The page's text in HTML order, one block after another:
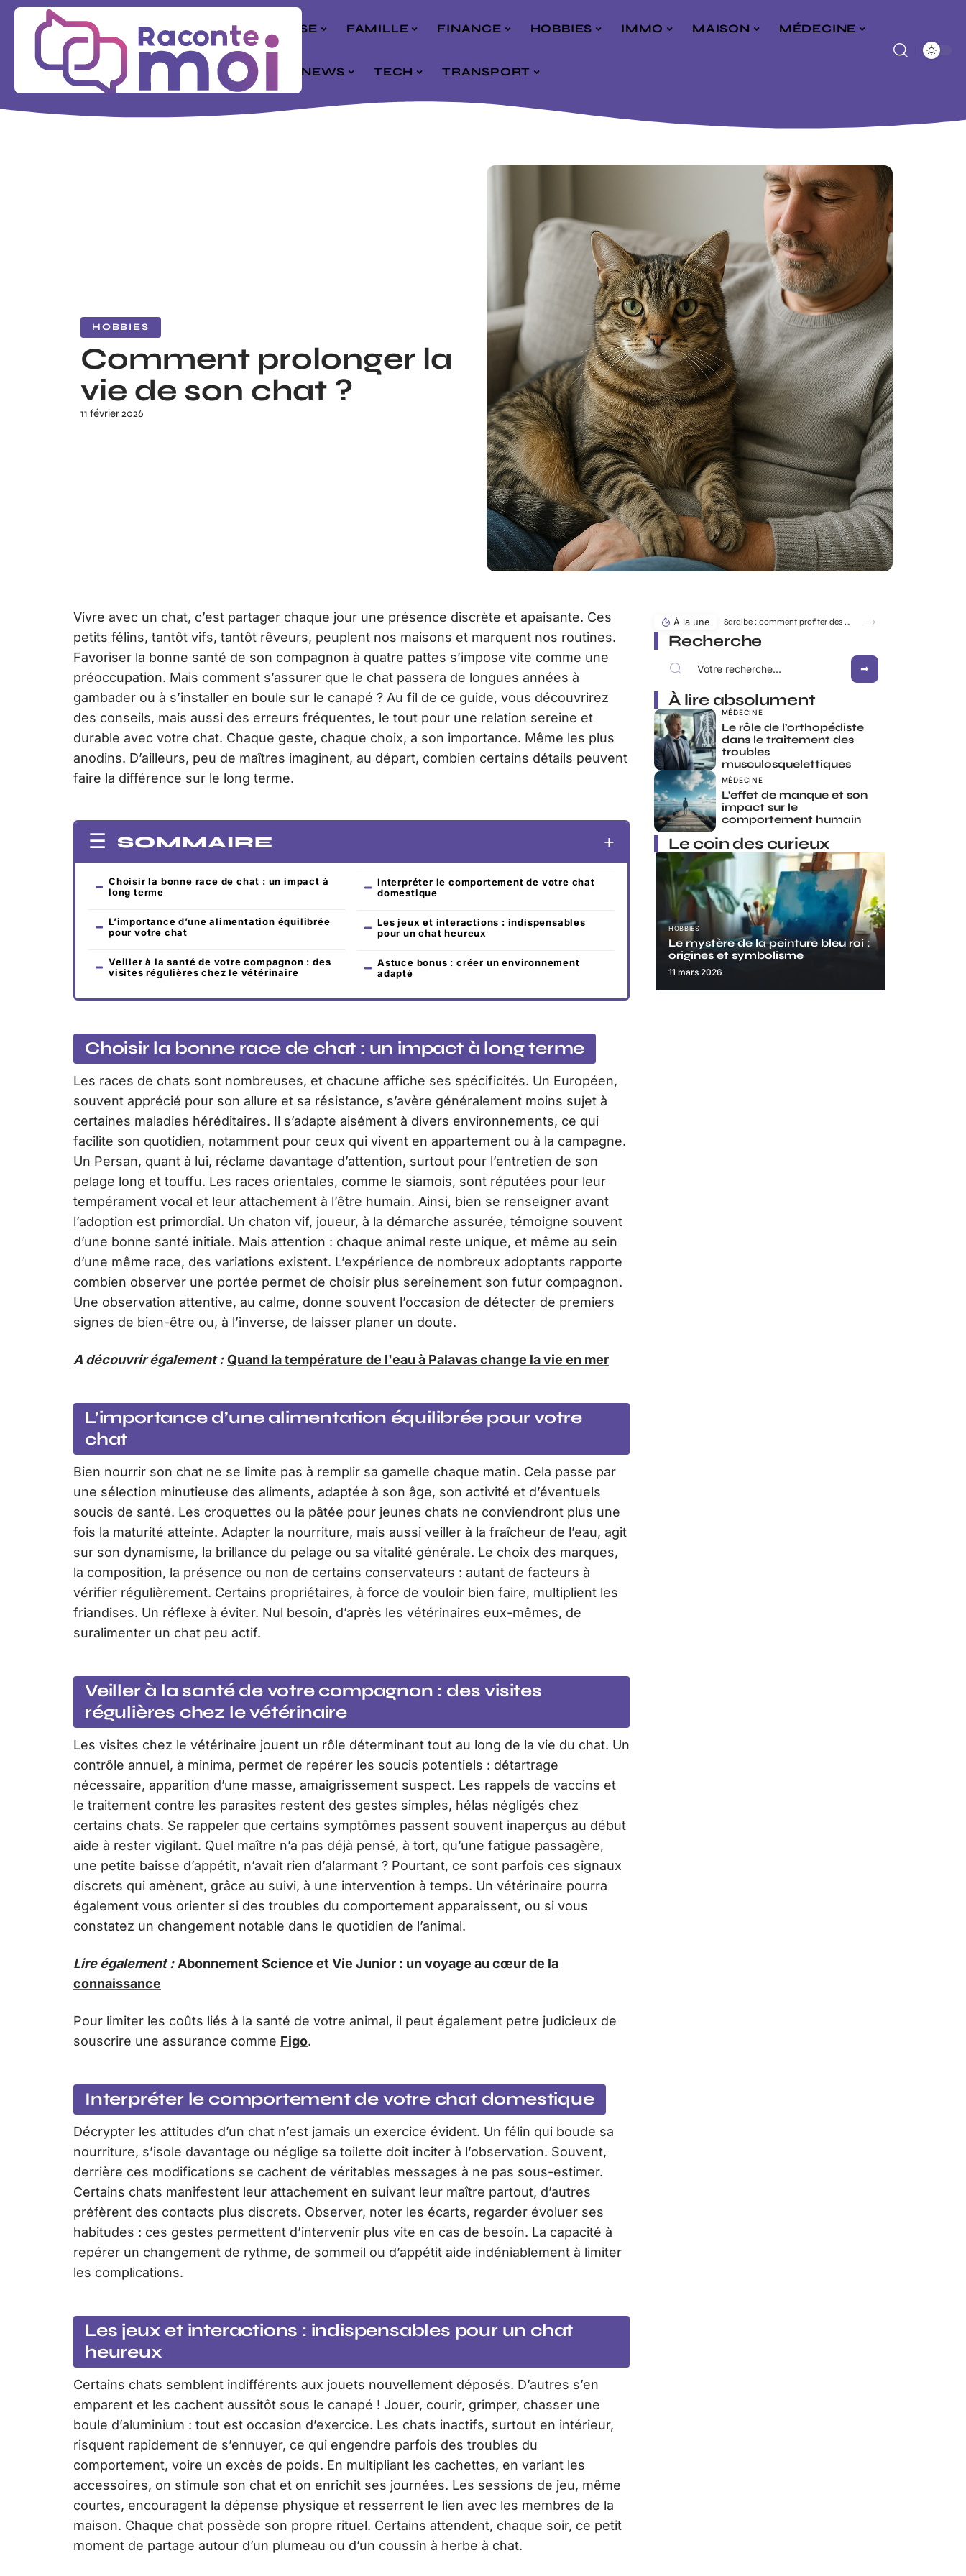
ENTREPRISE FAMILLE FINANCE HOBBIES IMMO MAISON MÉDECINE
MODE NEWS TECH TRANSPORT
HOBBIES
Comment prolonger la
vie de son chat ?
11 février 2026
Vivre avec un chat, c’est partager chaque jour une présence discrète et apaisante. Ces
petits félins, tantôt vifs, tantôt rêveurs, peuplent nos maisons et marquent nos routines.
Favoriser la bonne santé de son compagnon à quatre pattes s’impose vite comme une
préoccupation. Mais comment s’assurer que le chat passera de longues années à
gambader ou à s’installer en boule sur le canapé ? Au fil de ce guide, vous découvrirez
des conseils, mais aussi des erreurs fréquentes, le tout pour une relation sereine et
durable avec votre chat. Chaque geste, chaque choix, a son importance. Même les plus
anodins. D’ailleurs, peu de maîtres imaginent, au départ, combien certains détails peuvent
faire la différence sur le long terme.
SOMMAIRE
Choisir la bonne race de chat : un impact à
long terme
L’importance d’une alimentation équilibrée
pour votre chat
Veiller à la santé de votre compagnon : des
visites régulières chez le vétérinaire
Interpréter le comportement de votre chat
domestique
Les jeux et interactions : indispensables
pour un chat heureux
Astuce bonus : créer un environnement
adapté
Choisir la bonne race de chat : un impact à long terme
Les races de chats sont nombreuses, et chacune affiche ses spécificités. Un Européen,
souvent apprécié pour son allure et sa résistance, s’avère généralement moins sujet à
certaines maladies héréditaires. Il s’adapte aisément à divers environnements, ce qui
facilite son quotidien, notamment pour ceux qui vivent en appartement ou à la campagne.
Un Persan, quant à lui, réclame davantage d’attention, surtout pour l’entretien de son
pelage long et touffu. Les races orientales, comme le siamois, sont réputées pour leur
tempérament vocal et leur attachement à l’être humain. Ainsi, bien se renseigner avant
l’adoption est primordial. Un chaton vif, joueur, à la démarche assurée, témoigne souvent
d’une bonne santé initiale. Mais attention : chaque animal reste unique, et même au sein
d’une même race, des variations existent. L’expérience de nombreux adoptants rapporte
combien observer une portée permet de choisir plus sereinement son futur compagnon.
Une observation attentive, au calme, donne souvent l’occasion de détecter de premiers
signes de bien-être ou, à l’inverse, de laisser planer un doute.
A découvrir également : Quand la température de l'eau à Palavas change la vie en mer
L’importance d’une alimentation équilibrée pour votre
chat
Bien nourrir son chat ne se limite pas à remplir sa gamelle chaque matin. Cela passe par
une sélection minutieuse des aliments, adaptée à son âge, son activité et d’éventuels
soucis de santé. Les croquettes ou la pâtée pour jeunes chats ne conviendront plus une
fois la maturité atteinte. Adapter la nourriture, mais aussi veiller à la fraîcheur de l’eau, agit
sur son dynamisme, la brillance du pelage ou sa vitalité générale. Le choix des marques,
la composition, la présence ou non de certains conservateurs : autant de facteurs à
vérifier régulièrement. Certains propriétaires, à force de vouloir bien faire, multiplient les
friandises. Un réflexe à éviter. Nul besoin, d’après les vétérinaires eux-mêmes, de
suralimenter un chat peu actif.
Veiller à la santé de votre compagnon : des visites
régulières chez le vétérinaire
Les visites chez le vétérinaire jouent un rôle déterminant tout au long de la vie du chat. Un
contrôle annuel, à minima, permet de repérer les soucis potentiels : détartrage
nécessaire, apparition d’une masse, amaigrissement suspect. Les rappels de vaccins et
le traitement contre les parasites restent des gestes simples, hélas négligés chez
certains chats. Se rappeler que certains symptômes passent souvent inaperçus au début
aide à rester vigilant. Quel maître n’a pas déjà pensé, à tort, qu’une fatigue passagère,
une petite baisse d’appétit, n’avait rien d’alarmant ? Pourtant, ce sont parfois ces signaux
discrets qui amènent, grâce au suivi, à une intervention à temps. Un vétérinaire pourra
également vous orienter si des troubles du comportement apparaissent, ou si vous
constatez un changement notable dans le quotidien de l’animal.
Lire également : Abonnement Science et Vie Junior : un voyage au cœur de la
connaissance
Pour limiter les coûts liés à la santé de votre animal, il peut également petre judicieux de
souscrire une assurance comme Figo.
Interpréter le comportement de votre chat domestique
Décrypter les attitudes d’un chat n’est jamais un exercice évident. Un félin qui boude sa
nourriture, s’isole davantage ou néglige sa toilette doit inciter à l’observation. Souvent,
derrière ces modifications se cachent de véritables messages à ne pas sous-estimer.
Certains chats manifestent leur attachement en suivant leur maître partout, d’autres
préfèrent des contacts plus discrets. Observer, noter les écarts, regarder évoluer ses
habitudes : ces gestes permettent d’intervenir plus vite en cas de besoin. La capacité à
repérer un changement de rythme, de sommeil ou d’appétit aide indéniablement à limiter
les complications.
Les jeux et interactions : indispensables pour un chat
heureux
Certains chats semblent indifférents aux jouets nouvellement déposés. D’autres s’en
emparent et les cachent aussitôt sous le canapé ! Jouer, courir, grimper, chasser une
boule d’aluminium : tout est occasion d’exercice. Les chats inactifs, surtout en intérieur,
risquent rapidement de s’ennuyer, ce qui engendre parfois des troubles du
comportement, voire un excès de poids. En multipliant les cachettes, en variant les
accessoires, on stimule son chat et on enrichit ses journées. Les sessions de jeu, même
courtes, encouragent la dépense physique et resserrent le lien avec les membres de la
maison. Chaque chat possède son propre rituel. Certains attendent, chaque soir, ce petit
moment de partage autour d’un plumeau ou d’un coussin à herbe à chat.
À la une Saralbe : comment profiter des bords de l’eau en toute saison ?
Recherche
À lire absolument
MÉDECINE
Le rôle de l’orthopédiste
dans le traitement des
troubles
musculosquelettiques
MÉDECINE
L’effet de manque et son
impact sur le
comportement humain
Le coin des curieux
HOBBIES
Le mystère de la peinture bleu roi :
origines et symbolisme
11 mars 2026